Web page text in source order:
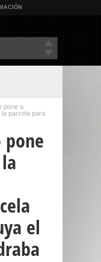
pone a
la parcela para
pone
el